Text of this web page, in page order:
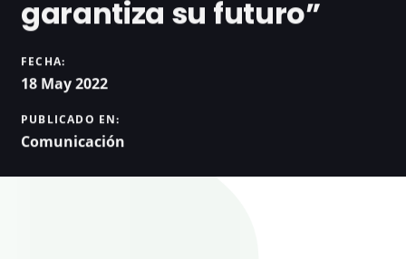
garantiza su futuro”
FECHA:
18 May 2022
PUBLICADO EN:
Comunicación